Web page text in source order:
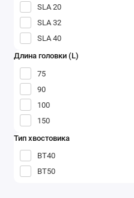
SLA 20
SLA 32
SLA 40
Длина головки (L)
75
90
100
150
Тип хвостовика
ВТ40
ВТ50